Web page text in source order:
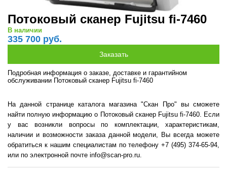
Потоковый сканер Fujitsu fi-7460
В наличии
335 700 руб.
Подробная информация о заказе, доставке и гарантийном
обслуживании Потоковый сканер Fujitsu fi-7460
На данной странице каталога магазина "Скан Про" вы сможете
найти полную информацию о Потоковый сканер Fujitsu fi-7460. Если
у вас возникли вопросы по комплектации, характеристикам,
наличии и возможности заказа данной модели, Вы всегда можете
обратиться к нашим специалистам по телефону +7 (495) 374-65-94,
или по электронной почте info@scan-pro.ru.